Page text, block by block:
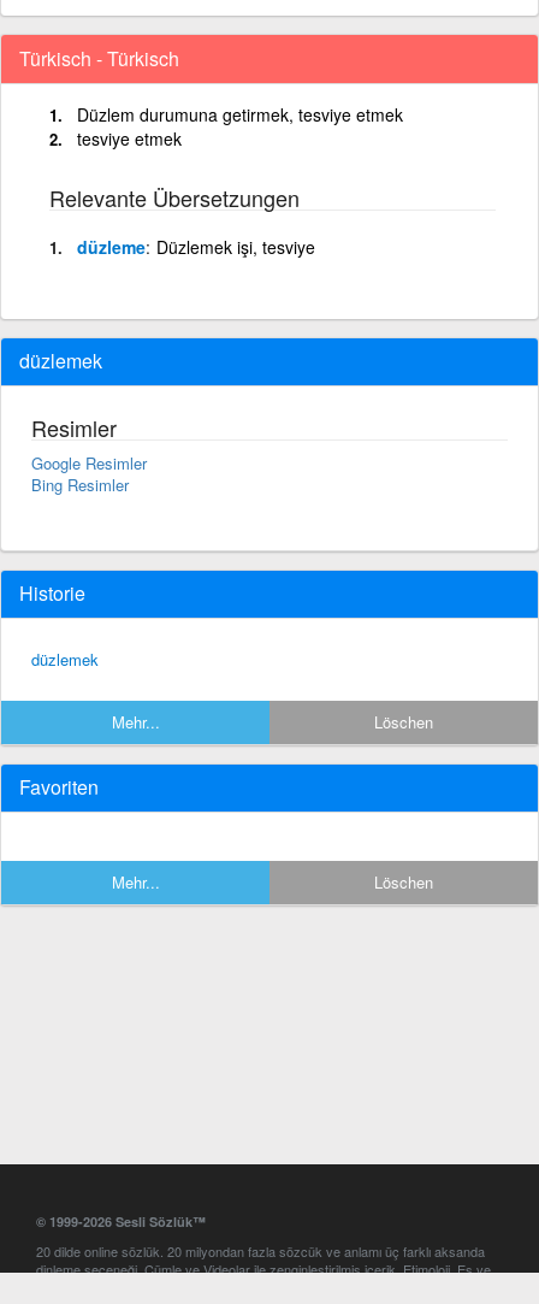
Türkisch - Türkisch
Düzlem durumuna getirmek, tesviye etmek
tesviye etmek
Relevante Übersetzungen
düzleme Düzlemek işi, tesviye
düzlemek
Resimler
Google Resimler
Bing Resimler
Historie
düzlemek
Mehr... Löschen
Favoriten
Mehr... Löschen
© 1999-2026 Sesli Sözlük™
20 dilde online sözlük. 20 milyondan fazla sözcük ve anlamı üç farklı aksanda
dinleme seçeneği. Cümle ve Videolar ile zenginleştirilmiş içerik. Etimoloji, Eş ve